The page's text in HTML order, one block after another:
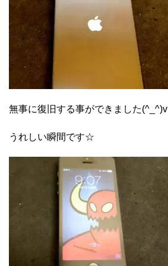
無事に復旧する事ができました(^_^)v
うれしい瞬間です☆